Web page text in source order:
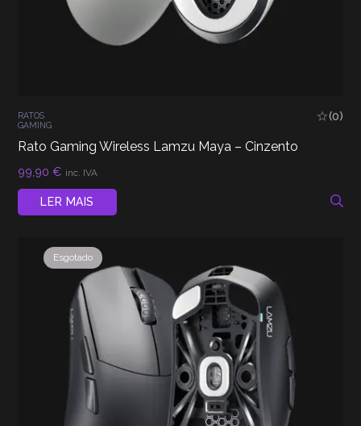
RATOS
GAMING
(0)
Rato Gaming Wireless Lamzu Maya – Cinzento
99,90€ inc. IVA
LER MAIS
Esgotado